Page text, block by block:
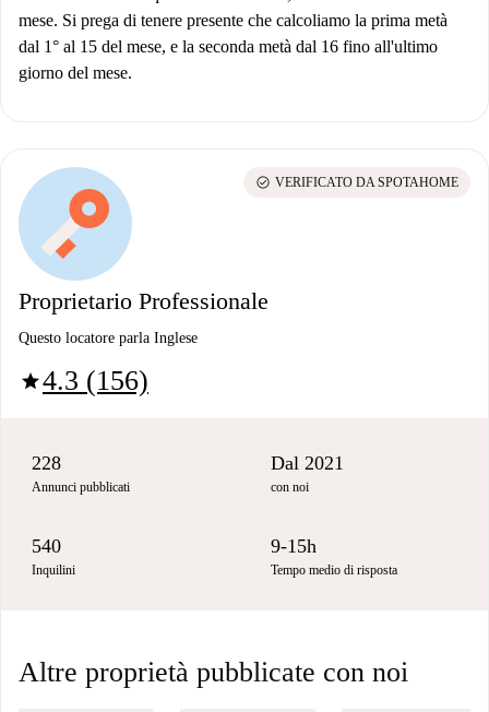
mese. Si prega di tenere presente che calcoliamo la prima metà
dal 1° al 15 del mese, e la seconda metà dal 16 fino all'ultimo
giorno del mese.
Proprietario Professionale
Questo locatore parla Inglese
star4.3 (156)
check_circle VERIFICATO DA SPOTAHOME
228
Annunci pubblicati
Dal 2021
con noi
540
Inquilini
9-15h
Tempo medio di risposta
Altre proprietà pubblicate con noi